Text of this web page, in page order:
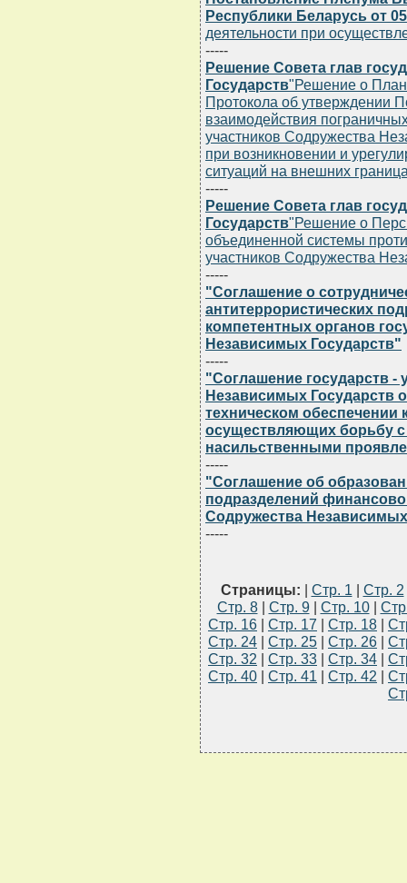
Республики Беларусь от
деятельности при
-----
Решение Совета глав
Государств"Решение о
Протокола об утверждении
взаимодействия
участников Содружества
при возникновении и
ситуаций на внешних
-----
Решение Совета глав
Государств"Решение о
объединенной системы
участников Содружества
-----
"Соглашение о
антитеррористических
компетентных органов
Независимых Государств"
-----
"Соглашение государств -
Независимых Государств
техническом обеспечении
осуществляющих борьбу
насильственными
-----
"Соглашение об
подразделений
Содружества
-----
Страницы: | Стр. 1 | Стр. 2
Стр. 8| Стр. 9| Стр. 10|
Стр. 16 | Стр. 17 | Стр. 18 |
Стр. 24 | Стр. 25 | Стр. 26 |
Стр. 32 | Стр. 33 | Стр. 34 |
Стр. 40 | Стр. 41 | Стр. 42 |